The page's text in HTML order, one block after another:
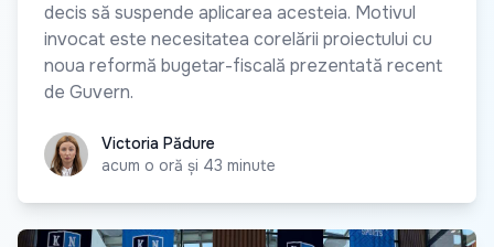
decis să suspende aplicarea acesteia. Motivul
invocat este necesitatea corelării proiectului cu
noua reformă bugetar-fiscală prezentată recent
de Guvern.
Victoria Pădure
Victoria Pădure
acum o oră și 43 minute